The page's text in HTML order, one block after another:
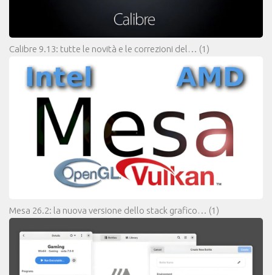
Calibre 9.13: tutte le novità e le correzioni del… (1)
Mesa 26.2: la nuova versione dello stack grafico… (1)